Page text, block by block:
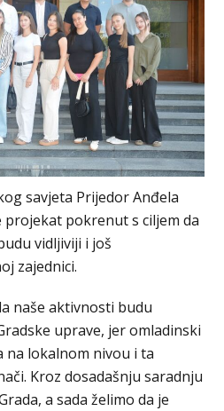
savjeta Prijedor Anđela
projekat pokrenut s ciljem da
vidljiviji i još
zajednici.
naše aktivnosti budu
uprave, jer omladinski
na lokalnom nivou i ta
Kroz dosadašnju saradnju
a sada želimo da je